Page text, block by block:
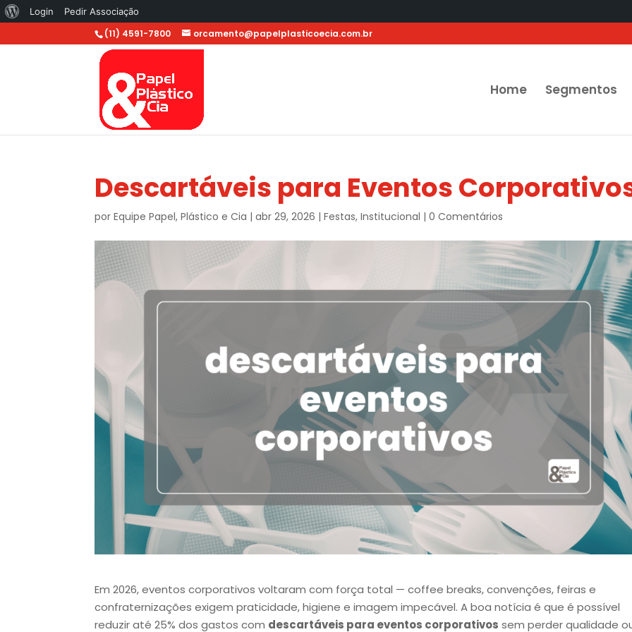
Sobre
Login Pedir Associação
(11) 4591-7800 orcamento@papelplasticoecia.com.br
Home Segmentos
Descartáveis para Eventos
porEquipe Papel, Plástico e Cia |abr 29, 2026 |Festas,Institucional |0 Comentários
Em 2026, eventos corporativos voltaram com força total — coffee breaks, convenções, feiras e
confraternizações exigem praticidade, higiene e imagem impecável. A boa notícia é que é possível
reduzir até 25% dos gastos com descartáveis para eventos corporativos sem perder qualidade